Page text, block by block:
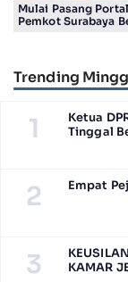
Mulai Pasang
Pemkot Surabaya
Trending
1
Ketua
Tinggal
2 Empat
3
KAMAR